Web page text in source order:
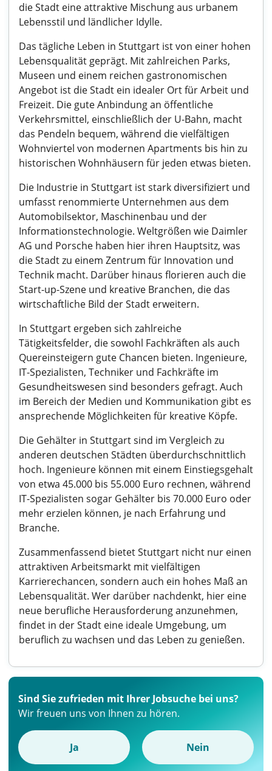
die Stadt eine attraktive Mischung aus urbanem
Lebensstil und ländlicher Idylle.
Das tägliche Leben in Stuttgart ist von einer hohen
Lebensqualität geprägt. Mit zahlreichen Parks,
Museen und einem reichen gastronomischen
Angebot ist die Stadt ein idealer Ort für Arbeit und
Freizeit. Die gute Anbindung an öffentliche
Verkehrsmittel, einschließlich der U-Bahn, macht
das Pendeln bequem, während die vielfältigen
Wohnviertel von modernen Apartments bis hin zu
historischen Wohnhäusern für jeden etwas bieten.
Die Industrie in Stuttgart ist stark diversifiziert und
umfasst renommierte Unternehmen aus dem
Automobilsektor, Maschinenbau und der
Informationstechnologie. Weltgrößen wie Daimler
AG und Porsche haben hier ihren Hauptsitz, was
die Stadt zu einem Zentrum für Innovation und
Technik macht. Darüber hinaus florieren auch die
Start-up-Szene und kreative Branchen, die das
wirtschaftliche Bild der Stadt erweitern.
In Stuttgart ergeben sich zahlreiche
Tätigkeitsfelder, die sowohl Fachkräften als auch
Quereinsteigern gute Chancen bieten. Ingenieure,
IT-Spezialisten, Techniker und Fachkräfte im
Gesundheitswesen sind besonders gefragt. Auch
im Bereich der Medien und Kommunikation gibt es
ansprechende Möglichkeiten für kreative Köpfe.
Die Gehälter in Stuttgart sind im Vergleich zu
anderen deutschen Städten überdurchschnittlich
hoch. Ingenieure können mit einem Einstiegsgehalt
von etwa 45.000 bis 55.000 Euro rechnen, während
IT-Spezialisten sogar Gehälter bis 70.000 Euro oder
mehr erzielen können, je nach Erfahrung und
Branche.
Zusammenfassend bietet Stuttgart nicht nur einen
attraktiven Arbeitsmarkt mit vielfältigen
Karrierechancen, sondern auch ein hohes Maß an
Lebensqualität. Wer darüber nachdenkt, hier eine
neue berufliche Herausforderung anzunehmen,
findet in der Stadt eine ideale Umgebung, um
beruflich zu wachsen und das Leben zu genießen.
Sind Sie zufrieden mit Ihrer Jobsuche bei uns?
Wir freuen uns von Ihnen zu hören.
Ja Nein